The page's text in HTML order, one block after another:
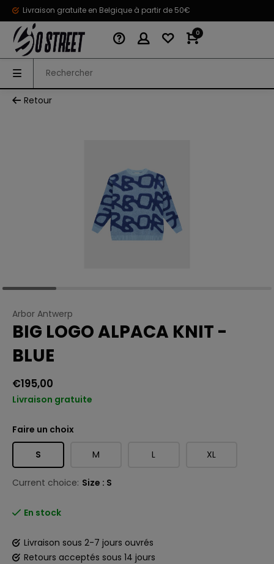
Livraison gratuite en Belgique à partir de 50€
0
Retour
Arbor Antwerp
BIG LOGO ALPACA KNIT -
BLUE
€195,00
Livraison gratuite
Faire un choix
S M L XL
Current choice: Size : S
En stock
Livraison sous 2-7 jours ouvrés
Retours acceptés sous 14 jours